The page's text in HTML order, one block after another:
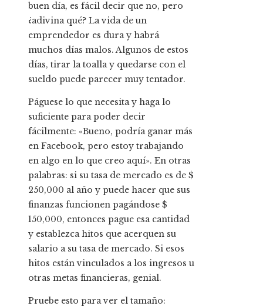
buen día, es fácil decir que no, pero
¿adivina qué? La vida de un
emprendedor es dura y habrá
muchos días malos. Algunos de estos
días, tirar la toalla y quedarse con el
sueldo puede parecer muy tentador.
Páguese lo que necesita y haga lo
suficiente para poder decir
fácilmente: «Bueno, podría ganar más
en Facebook, pero estoy trabajando
en algo en lo que creo aquí». En otras
palabras: si su tasa de mercado es de $
250,000 al año y puede hacer que sus
finanzas funcionen pagándose $
150,000, entonces pague esa cantidad
y establezca hitos que acerquen su
salario a su tasa de mercado. Si esos
hitos están vinculados a los ingresos u
otras metas financieras, genial.
Pruebe esto para ver el tamaño: